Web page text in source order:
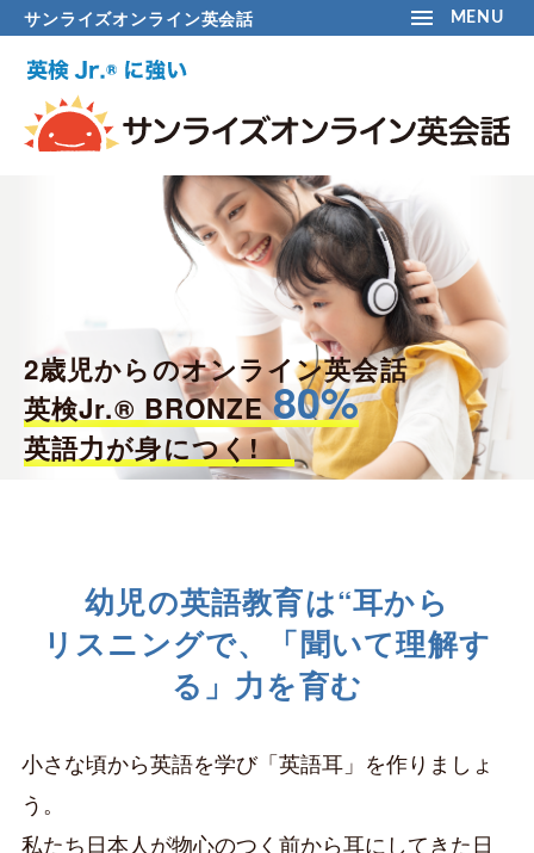
サンライズオンライン英会話 MENU
2歳児からのオンライン英会話
英検Jr.® BRONZE80%
英語力が身につく!
幼児の英語教育は“耳から
リスニングで、「聞いて理解す
る」力を育む
小さな頃から英語を学び「英語耳」を作りましょ
う。
私たち日本人が物心のつく前から耳にしてきた日